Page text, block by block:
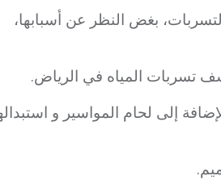
بغض النظر عن أسبابها،
تسربات المياه في الرياض.
إلى لحام المواسير و